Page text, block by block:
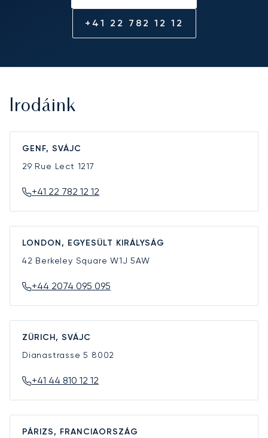
+41 22 782 12 12
Irodáink
GENF, SVÁJC
29 Rue Lect 1217
+41 22 782 12 12
LONDON, EGYESÜLT KIRÁLYSÁG
42 Berkeley SquareW1J 5AW
+44 2074 095 095
ZÜRICH, SVÁJC
Dianastrasse 5 8002
+41 44 810 12 12
PÁRIZS, FRANCIAORSZÁG